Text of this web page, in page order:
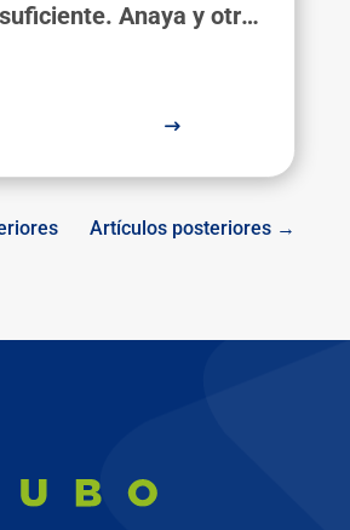
Anaya y otra
3º oleada de la
Artículos posteriores →